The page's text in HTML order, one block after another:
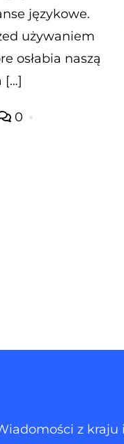
językowe.
używaniem
osłabia naszą
[…]
0
z kraju